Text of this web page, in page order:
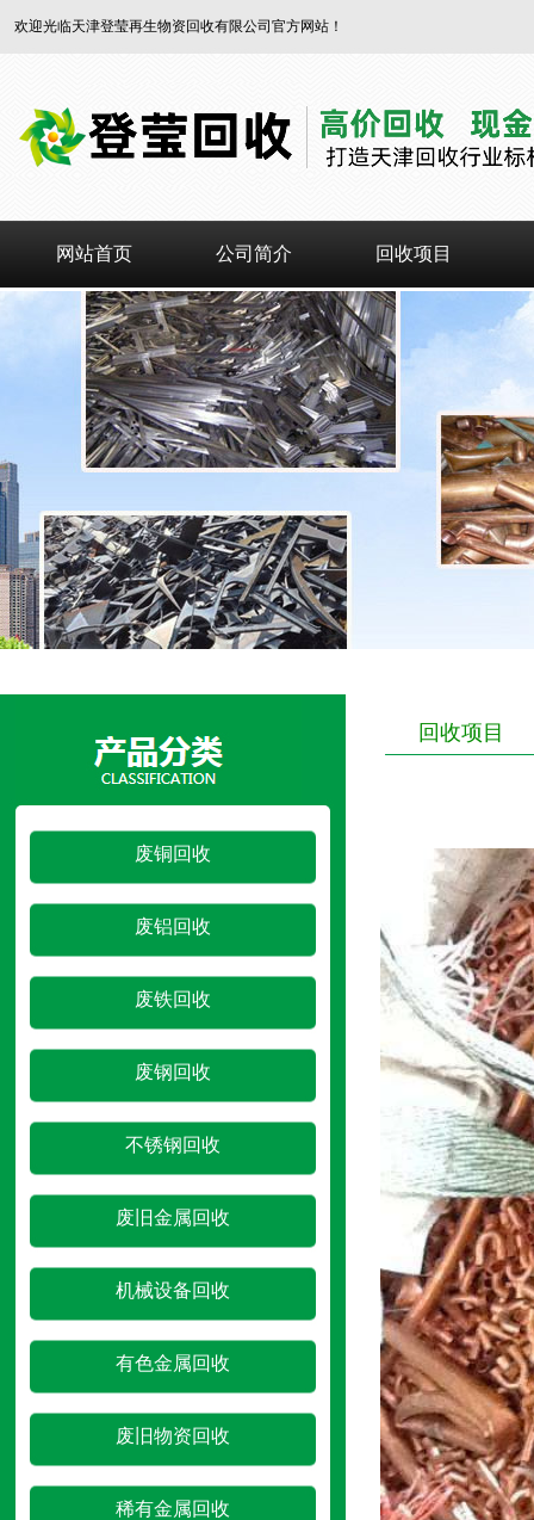
欢迎光临天津登莹再生物资回收有限公司官方网站！
网站首页 公司简介 回收项目
废铜回收
废铝回收
废铁回收
废钢回收
不锈钢回收
废旧金属回收
机械设备回收
有色金属回收
废旧物资回收
稀有金属回收
回收项目